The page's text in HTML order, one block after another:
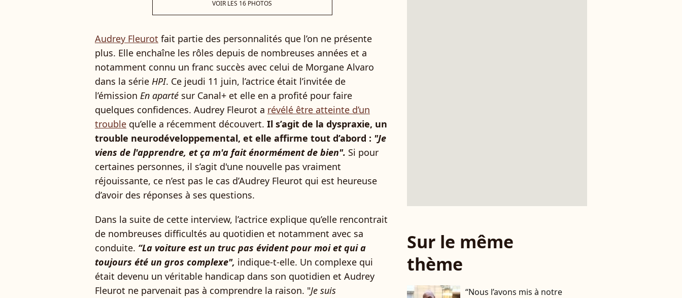
VOIR LES 16 PHOTOS
Audrey Fleurot fait partie des personnalités que l’on ne présente
plus. Elle enchaîne les rôles depuis de nombreuses années et a
notamment connu un franc succès avec celui de Morgane Alvaro
dans la série HPI. Ce jeudi 11 juin, l’actrice était l’invitée de
l’émission En aparté sur Canal+ et elle en a profité pour faire
quelques confidences. Audrey Fleurot a révélé être atteinte d’un
trouble qu’elle a récemment découvert. Il s’agit de la dyspraxie, un
trouble neurodéveloppemental, et elle affirme tout d’abord : "Je
viens de l'apprendre, et ça m'a fait énormément de bien". Si pour
certaines personnes, il s’agit d'une nouvelle pas vraiment
réjouissante, ce n’est pas le cas d’Audrey Fleurot qui est heureuse
d’avoir des réponses à ses questions.
Dans la suite de cette interview, l’actrice explique qu’elle rencontrait
de nombreuses difficultés au quotidien et notamment avec sa
conduite. “La voiture est un truc pas évident pour moi et qui a
toujours été un gros complexe", indique-t-elle. Un complexe qui
était devenu un véritable handicap dans son quotidien et Audrey
Fleurot ne parvenait pas à comprendre la raison. "Je suis
Sur le même
thème
“Nous l’avons mis à notre